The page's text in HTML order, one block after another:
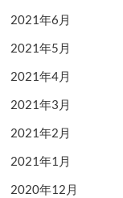
2021年6月
2021年5月
2021年4月
2021年3月
2021年2月
2021年1月
2020年12月